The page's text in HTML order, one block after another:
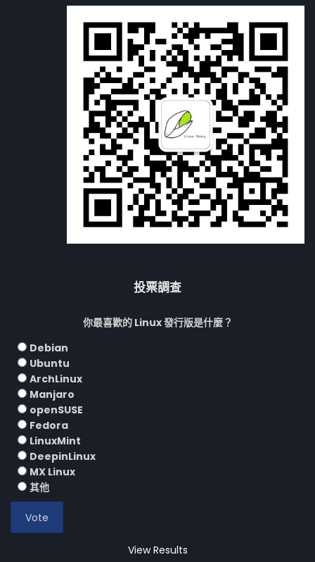
投票調查
你最喜歡的 Linux 發行版是什麼？
Debian
Ubuntu
ArchLinux
Manjaro
openSUSE
Fedora
LinuxMint
DeepinLinux
MX Linux
其他
View Results